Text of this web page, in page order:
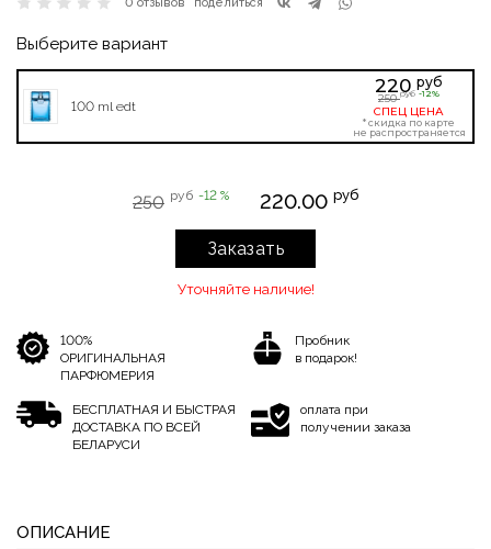
0 отзывов поделиться
Выберите вариант
100 ml edt
220руб
250руб -12%
СПЕЦ ЦЕНА
* скидка по карте
не распространяется
250 руб -12 % 220.00 руб
Заказать
Уточняйте наличие!
100%
ОРИГИНАЛЬНАЯ
ПАРФЮМЕРИЯ
Пробник
в подарок!
БЕСПЛАТНАЯ И БЫСТРАЯ
ДОСТАВКА ПО ВСЕЙ
БЕЛАРУСИ
оплата при
получении заказа
ОПИСАНИЕ